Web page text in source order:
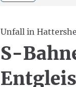
Unfall in
S-